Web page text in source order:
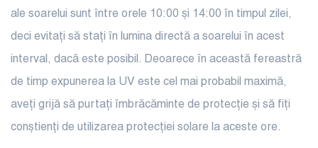
ale soarelui sunt între orele 10:00 și 14:00 în timpul zilei,
deci evitați să stați în lumina directă a soarelui în acest
interval, dacă este posibil. Deoarece în această fereastră
de timp expunerea la UV este cel mai probabil maximă,
aveți grijă să purtați îmbrăcăminte de protecție și să fiți
conștienți de utilizarea protecției solare la aceste ore.